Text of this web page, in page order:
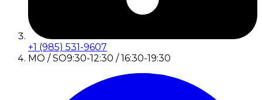
+1 (985) 531-9607
MO / SO9:30-12:30 / 16:30-19:30